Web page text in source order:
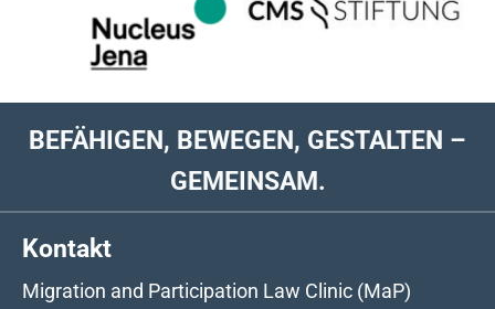
BEFÄHIGEN, BEWEGEN, GESTALTEN –
GEMEINSAM.
Kontakt
Migration and Participation Law Clinic (MaP)